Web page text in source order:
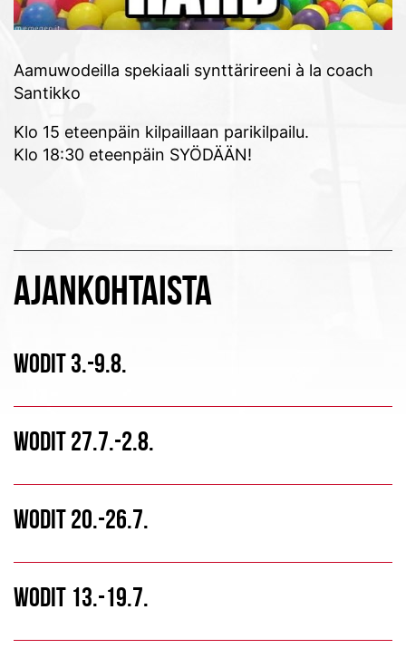
Aamuwodeilla spekiaali synttärireeni à la coach
Santikko
Klo 15 eteenpäin kilpaillaan parikilpailu.
Klo 18:30 eteenpäin SYÖDÄÄN!
AJANKOHTAISTA
WODIT 3.-9.8.
WODIT 27.7.-2.8.
WODIT 20.-26.7.
WODIT 13.-19.7.